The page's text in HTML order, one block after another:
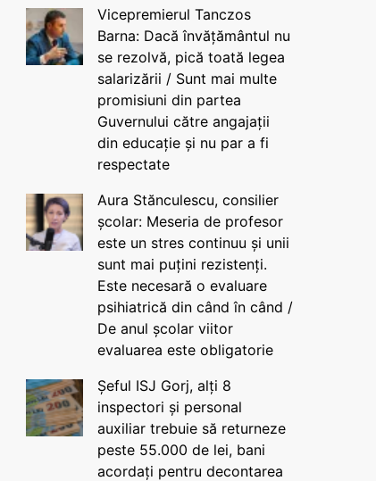
Vicepremierul Tanczos
Barna: Dacă învățământul nu
se rezolvă, pică toată legea
salarizării / Sunt mai multe
promisiuni din partea
Guvernului către angajații
din educație și nu par a fi
respectate
Aura Stănculescu, consilier
școlar: Meseria de profesor
este un stres continuu și unii
sunt mai puțini rezistenți.
Este necesară o evaluare
psihiatrică din când în când /
De anul școlar viitor
evaluarea este obligatorie
Șeful ISJ Gorj, alți 8
inspectori și personal
auxiliar trebuie să returneze
peste 55.000 de lei, bani
acordați pentru decontarea